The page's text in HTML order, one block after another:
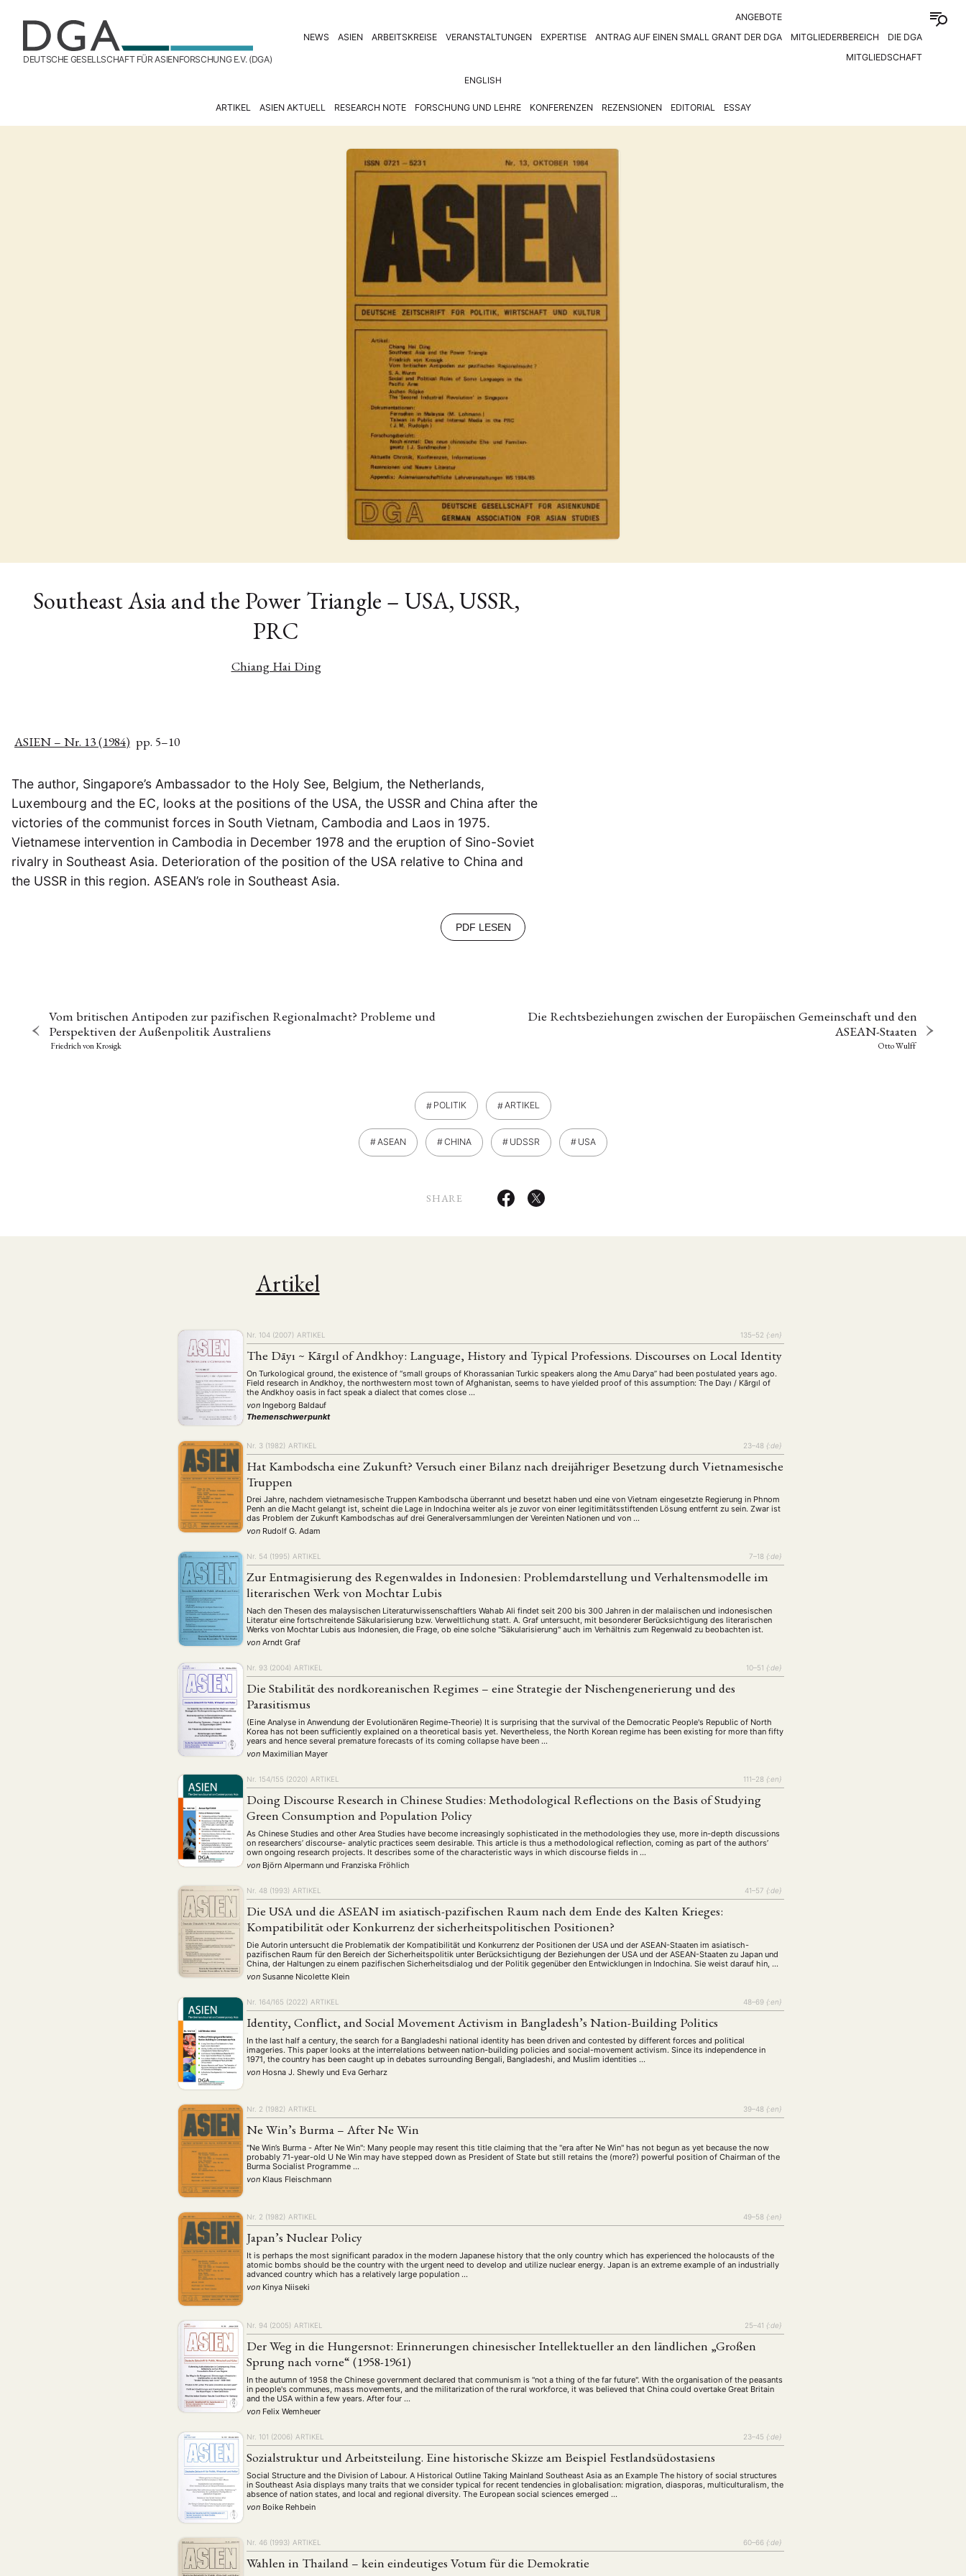
DEUTSCHE GESELLSCHAFT FÜR ASIENFORSCHUNG E.V. (DGA)
NEWS ASIEN ARBEITSKREISE VERANSTALTUNGEN EXPERTISE
ANGEBOTE
ANTRAG AUF EINEN SMALL GRANT DER DGA
MITGLIEDERBEREICH
DIE DGA
MITGLIEDSCHAFT
NEWS ASIEN ARBEITSKREISE VERANSTALTUNGEN EXPERTISE
ANGEBOTE
ANTRAG AUF EINEN SMALL GRANT DER DGA
MITGLIEDERBEREICH
DIE DGA MITGLIEDSCHAFT
Aktuelles von unseren Mitgliedern Art (5) ASIEN (Zeitschrift) (25) Auszeichnung (12) Bericht (128)
Bildung (22) Calls for… (1287) Cinema (4) DGA
Geografie (2) Geschichte (93) Gesellschaft (283) Globalisation (7) Hybrid (172) Kultur (27) Kunst (4)
Lecture Literatur Medien (24) Migration (39) Nationalism Online Philosophie
Recht (20) Religion (75) Sozialwissenschaften (4) Sprache (36) Sprachkurse (8) Stellenausschreibung (661)
Stipendium Summer School Symposium Tourismus
Umwelt (45) Veranstaltung (788) Webinar (28) Wirtschaft (199) Workshop (126)
SPENDEN SIE JETZT!
ENGLISH
ENGLISH
ARTIKEL ASIEN AKTUELL RESEARCH NOTE FORSCHUNG UND LEHRE KONFERENZEN REZENSIONEN EDITORIAL ESSAY
Southeast Asia and the Power Triangle – USA, USSR,
PRC
Chiang Hai Ding
ASIEN – Nr. 13 (1984) pp. 5–10
The author, Singapore’s Ambassador to the Holy See, Belgium, the Netherlands,
Luxembourg and the EC, looks at the positions of the USA, the USSR and China after the
victories of the communist forces in South Vietnam, Cambodia and Laos in 1975.
Vietnamese intervention in Cambodia in December 1978 and the eruption of Sino-Soviet
rivalry in Southeast Asia. Deterioration of the position of the USA relative to China and
the USSR in this region. ASEAN’s role in Southeast Asia.
PDF LESEN
Vom britischen Antipoden zur pazifischen Regionalmacht? Probleme und
Perspektiven der Außenpolitik Australiens
Friedrich von Krosigk
Die Rechtsbeziehungen zwischen der Europäischen Gemeinschaft und den
ASEAN-Staaten
Otto Wulff
POLITIK ARTIKEL
ASEAN CHINA UDSSR USA
SHARE
Artikel
Nr. 104 (2007) ARTIKEL 135–52 {:en}
The Dāyı ~ Kārgıl of Andkhoy: Language, History and Typical Professions. Discourses on Local Identity
On Turkological ground, the existence of “small groups of Khorassanian Turkic speakers along the Amu Darya” had been postulated years ago.
Field research in Andkhoy, the northwestern most town of Afghanistan, seems to have yielded proof of this assumption: The Dayı / Kārgıl of
the Andkhoy oasis in fact speak a dialect that comes close …
von Ingeborg Baldauf
Themenschwerpunkt
Nr. 3 (1982) ARTIKEL 23–48 {:de}
Hat Kambodscha eine Zukunft? Versuch einer Bilanz nach dreijähriger Besetzung durch Vietnamesische
Truppen
Drei Jahre, nachdem vietnamesische Truppen Kambodscha überrannt und besetzt haben und eine von Vietnam eingesetzte Regierung in Phnom
Penh an die Macht gelangt ist, scheint die Lage in Indochina weiter als je zuvor von einer legitimitätsstiftenden Lösung entfernt zu sein. Zwar ist
das Problem der Zukunft Kambodschas auf drei Generalversammlungen der Vereinten Nationen und von …
von Rudolf G. Adam
Nr. 54 (1995) ARTIKEL 7–18 {:de}
Zur Entmagisierung des Regenwaldes in Indonesien: Problemdarstellung und Verhaltensmodelle im
literarischen Werk von Mochtar Lubis
Nach den Thesen des malaysischen Literaturwissenschaftlers Wahab Ali findet seit 200 bis 300 Jahren in der malaiischen und indonesischen
Literatur eine fortschreitende Säkularisierung bzw. Verweltlichung statt. A. Graf untersucht, mit besonderer Berücksichtigung des literarischen
Werks von Mochtar Lubis aus Indonesien, die Frage, ob eine solche "Säkularisierung" auch im Verhältnis zum Regenwald zu beobachten ist.
von Arndt Graf
Nr. 93 (2004) ARTIKEL 10–51 {:de}
Die Stabilität des nordkoreanischen Regimes – eine Strategie der Nischengenerierung und des
Parasitismus
(Eine Analyse in Anwendung der Evolutionären Regime-Theorie) It is surprising that the survival of the Democratic People's Republic of North
Korea has not been sufficiently explained on a theoretical basis yet. Nevertheless, the North Korean regime has been existing for more than fifty
years and hence several premature forecasts of its coming collapse have been …
von Maximilian Mayer
Nr. 154/155 (2020) ARTIKEL 111–28 {:en}
Doing Discourse Research in Chinese Studies: Methodological Reflections on the Basis of Studying
Green Consumption and Population Policy
As Chinese Studies and other Area Studies have become increasingly sophisticated in the methodologies they use, more in-depth discussions
on researchers’ discourse- analytic practices seem desirable. This article is thus a methodological reflection, coming as part of the authors’
own ongoing research projects. It describes some of the characteristic ways in which discourse fields in …
von Björn Alpermannund Franziska Fröhlich
Nr. 48 (1993) ARTIKEL 41–57 {:de}
Die USA und die ASEAN im asiatisch-pazifischen Raum nach dem Ende des Kalten Krieges:
Kompatibilität oder Konkurrenz der sicherheitspolitischen Positionen?
Die Autorin untersucht die Problematik der Kompatibilität und Konkurrenz der Positionen der USA und der ASEAN-Staaten im asiatisch-
pazifischen Raum für den Bereich der Sicherheitspolitik unter Berücksichtigung der Beziehungen der USA und der ASEAN-Staaten zu Japan und
China, der Haltungen zu einem pazifischen Sicherheitsdialog und der Politik gegenüber den Entwicklungen in Indochina. Sie weist darauf hin, …
von Susanne Nicolette Klein
Nr. 164/165 (2022) ARTIKEL 48–69 {:en}
Identity, Conflict, and Social Movement Activism in Bangladesh’s Nation-Building Politics
In the last half a century, the search for a Bangladeshi national identity has been driven and contested by different forces and political
imageries. This paper looks at the interrelations between nation-building policies and social-movement activism. Since its independence in
1971, the country has been caught up in debates surrounding Bengali, Bangladeshi, and Muslim identities …
von Hosna J. Shewlyund Eva Gerharz
Nr. 2 (1982) ARTIKEL 39–48 {:en}
Ne Win’s Burma – After Ne Win
"Ne Win’s Burma - After Ne Win": Many people may resent this title claiming that the "era after Ne Win" has not begun as yet because the now
probably 71-year-old U Ne Win may have stepped down as President of State but still retains the (more?) powerful position of Chairman of the
Burma Socialist Programme …
von Klaus Fleischmann
Nr. 2 (1982) ARTIKEL 49–58 {:en}
Japan’s Nuclear Policy
It is perhaps the most significant paradox in the modern Japanese history that the only country which has experienced the holocausts of the
atomic bombs should be the country with the urgent need to develop and utilize nuclear energy. Japan is an extreme example of an industrially
advanced country which has a relatively large population …
von Kinya Niiseki
Nr. 94 (2005) ARTIKEL 25–41 {:de}
Der Weg in die Hungersnot: Erinnerungen chinesischer Intellektueller an den ländlichen „Großen
Sprung nach vorne“ (1958-1961)
In the autumn of 1958 the Chinese government declared that communism is "not a thing of the far future". With the organisation of the peasants
in people's communes, mass movements, and the militarization of the rural workforce, it was believed that China could overtake Great Britain
and the USA within a few years. After four …
von Felix Wemheuer
Nr. 101 (2006) ARTIKEL 23–45 {:de}
Sozialstruktur und Arbeitsteilung. Eine historische Skizze am Beispiel Festlandsüdostasiens
Social Structure and the Division of Labour. A Historical Outline Taking Mainland Southeast Asia as an Example The history of social structures
in Southeast Asia displays many traits that we consider typical for recent tendencies in globalisation: migration, diasporas, multiculturalism, the
absence of nation states, and local and regional diversity. The European social sciences emerged …
von Boike Rehbein
Nr. 46 (1993) ARTIKEL 60–66 {:de}
Wahlen in Thailand – kein eindeutiges Votum für die Demokratie